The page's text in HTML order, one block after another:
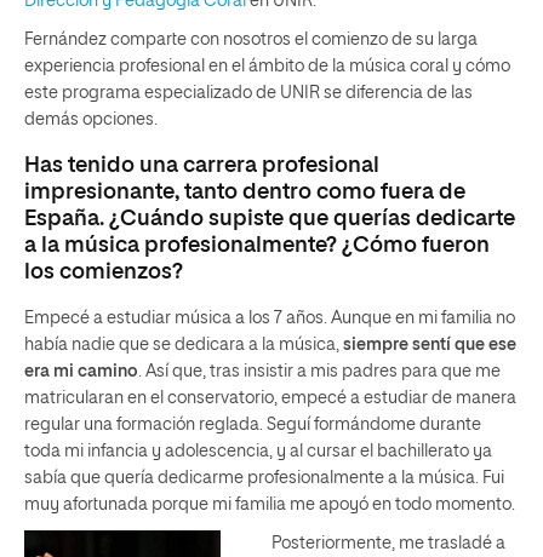
Fernández comparte con nosotros el comienzo de su larga
experiencia profesional en el ámbito de la música coral y cómo
este programa especializado de UNIR se diferencia de las
demás opciones.
Has tenido una carrera profesional
impresionante, tanto dentro como fuera de
España. ¿Cuándo supiste que querías dedicarte
a la música profesionalmente? ¿Cómo fueron
los comienzos?
Empecé a estudiar música a los 7 años. Aunque en mi familia no
había nadie que se dedicara a la música, siempre sentí que ese
era mi camino . Así que, tras insistir a mis padres para que me
matricularan en el conservatorio, empecé a estudiar de manera
regular una formación reglada. Seguí formándome durante
toda mi infancia y adolescencia, y al cursar el bachillerato ya
sabía que quería dedicarme profesionalmente a la música. Fui
muy afortunada porque mi familia me apoyó en todo momento.
Posteriormente, me trasladé a